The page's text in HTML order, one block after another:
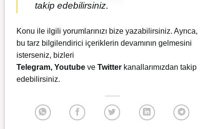
takip edebilirsiniz.
Konu ile ilgili yorumlarınızı bize yazabilirsiniz. Ayrıca,
bu tarz bilgilendirici içeriklerin devamının gelmesini
isterseniz, bizleri
Telegram, Youtube ve Twitter kanallarımızdan takip
edebilirsiniz.